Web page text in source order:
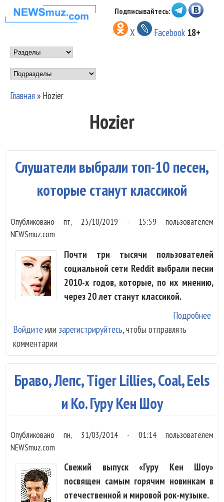
Перейти к основному
содержанию
НОВОСТИ
МУЗЫКИ И
ШОУ БИЗНЕСА
NEWSMUZ.COM
Подписывайтесь:
X Facebook 18+
Main menu
Подразделы
Главная» Hozier
Hozier
Слушатели выбрали топ-10 песен,
которые станут классикой
Опубликованопт, 25/10/2019 - 15:59 пользователем
NEWSmuz.com
Почти три тысячи пользователей
социальной сети Reddit выбрали песни
2010-х годов, которые, по их мнению,
через 20 лет станут классикой.
Подробнее
Войдите или зарегистрируйтесь, чтобы отправлять
комментарии
Браво, Лепс, Tiger Lillies, Coal, Eels
и Ко. Гуру Кен Шоу
Опубликованопн, 31/03/2014 - 01:14пользователем
NEWSmuz.com
Свежий выпуск «Гуру Кен Шоу»
посвящен самым горячим новинкам в
отечественной и мировой рок-музыке.